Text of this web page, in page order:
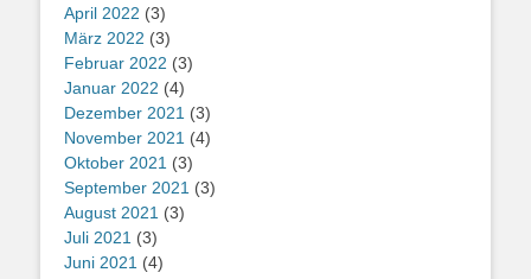
April 2022 (3)
März 2022 (3)
Februar 2022 (3)
Januar 2022 (4)
Dezember 2021 (3)
November 2021 (4)
Oktober 2021 (3)
September 2021 (3)
August 2021 (3)
Juli 2021 (3)
Juni 2021 (4)